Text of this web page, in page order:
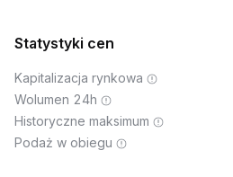
Statystyki cen
Kapitalizacja rynkowa
Wolumen 24h
Historyczne maksimum
Podaż w obiegu